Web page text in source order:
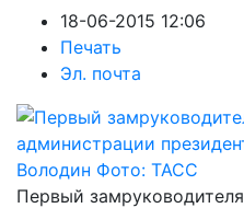
18-06-2015 12:06
Печать
Эл. почта
Первый замруководителя